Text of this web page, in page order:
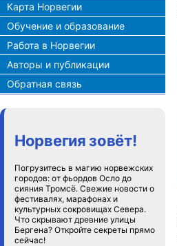
Карта Норвегии
Обучение и образование
Работа в Норвегии
Авторы и публикации
Обратная связь
Норвегия зовёт!
Погрузитесь в магию норвежских
городов: от фьордов Осло до
сияния Тромсё. Свежие новости о
фестивалях, марафонах и
культурных сокровищах Севера.
Что скрывают древние улицы
Бергена? Откройте секреты прямо
сейчас!